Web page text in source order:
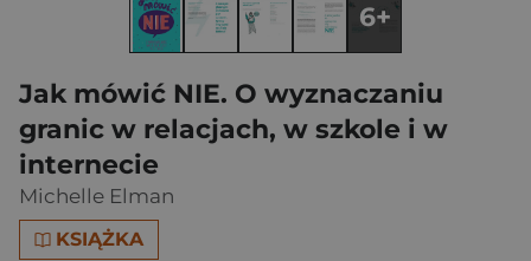
Jak mówić NIE. O wyznaczaniu
granic w relacjach, w szkole i w
internecie
Michelle Elman
KSIĄŻKA
6+